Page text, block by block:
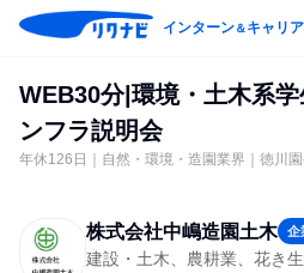
インターン＆キャリア
WEB30分|環境・土木系
ンフラ説明会
年休126日｜自然・環境・造園業界｜徳川
株式会社中嶋造園土木 企
建設・土木、農耕業、花き